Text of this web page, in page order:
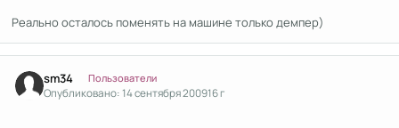
Реально осталось поменять на машине только демпер)
sm34 Пользователи
Опубликовано:14 сентября 200916 г